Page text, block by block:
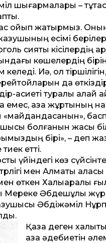
шығармалары –
қойып жатырмыз.
есімі
сияқты кісілердің
көшелердің
Иә, ол
да
туралы қалай
емес, қазақ
болғанын жақсы
бірі», – деп
ет­ті.
үйіндегі көз
мен Алматы қаласы
өткен Халықаралық
Әбдешұлы
Әбдіжәміл
Қазақ деген
қазақ әдебиетін